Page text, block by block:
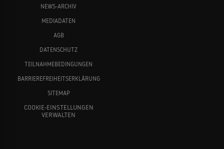
NEWS-ARCHIV
MEDIADATEN
AGB
DATENSCHUTZ
TEILNAHMEBEDINGUNGEN
BARRIEREFREIHEITSERKLÄRUNG
SITEMAP
COOKIE-EINSTELLUNGEN
VERWALTEN